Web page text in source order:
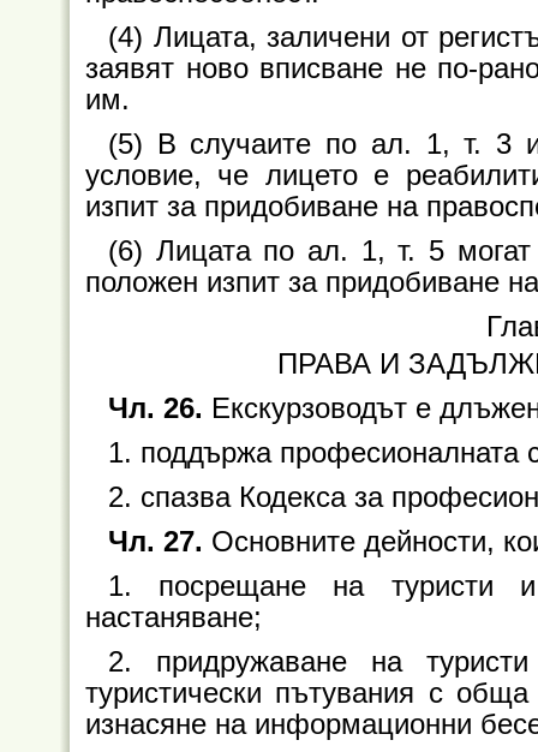
(4) Лицата, заличени от
заявят ново вписване не по-
им.
(5) В случаите по ал. 1, т. 3
условие, че лицето е
изпит за придобиване на
(6) Лицата по ал. 1, т. 5
положен изпит за придобиване
ПРАВА И
Чл. 26. Екскурзоводът е
1. поддържа професионалната
2. спазва Кодекса за
Чл. 27. Основните дейности,
1. посрещане на туристи
настаняване;
2. придружаване на
туристически пътувания с
изнасяне на информационни